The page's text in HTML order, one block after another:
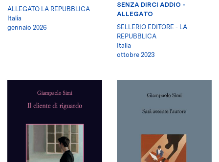
ALLEGATO LA REPUBBLICA
Italia
gennaio 2026
SENZA DIRCI ADDIO -
ALLEGATO
SELLERIO EDITORE - LA
REPUBBLICA
Italia
ottobre 2023